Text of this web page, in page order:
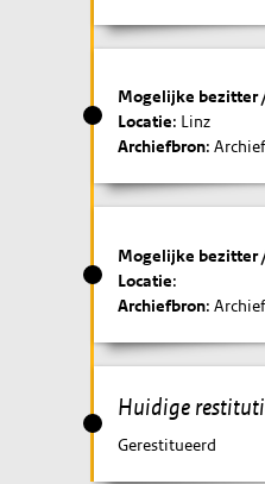
Mogelijke bezitter
Locatie: Linz
Archiefbron:
Mogelijke bezitter
Locatie:
Archiefbron:
Huidige
Gerestitueerd